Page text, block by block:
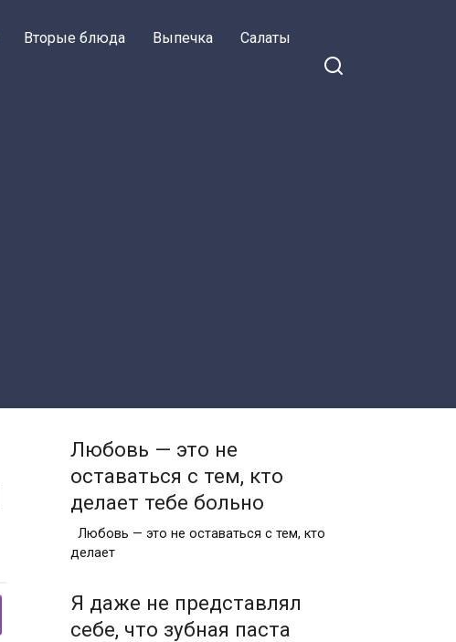
Вторые блюда Выпечка Салаты
Любовь — это не
оставаться с тем, кто
делает тебе больно
Любовь — это не оставаться с тем, кто
делает
Я даже не представлял
себе, что зубная паста